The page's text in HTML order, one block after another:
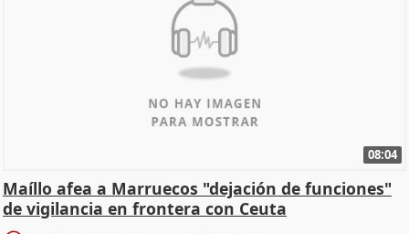
08:04
Maíllo afea a Marruecos "dejación de funciones"
de vigilancia en frontera con Ceuta